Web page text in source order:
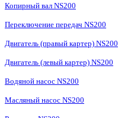
Копирный вал NS200
Переключение передач NS200
Двигатель (правый картер) NS200
Двигатель (левый картер) NS200
Водяной насос NS200
Масляный насос NS200